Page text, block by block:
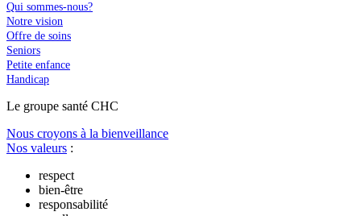
Qui sommes-nous?
Notre vision
Offre de soins
Seniors
Petite enfance
Handicap
Le groupe santé CHC
Nous croyons à la bienveillance
Nos valeurs :
respect
bien-être
responsabilité